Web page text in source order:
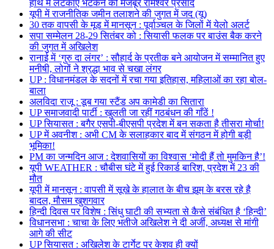
हाथ में लटकाए भटकने को मजबूर रामेश्वर प्रसाद
यूपी में राजनीतिक जमीन तलाशने की जुगत में जद (यू)
30 तक वापसी के मूड में मानसून : पूर्वाञ्चल के जिलों में येलो अलर्ट
सपा सम्मेलन 28-29 सितंबर को : सियासी फलक पर बाउंस बैक करने
की जुगत में अखिलेश
रानाई में ‘गुरु दा लंगर’ : सौहार्द के प्रतीक बने आयोजन में सम्मानित हुए
मनीषी, लोगों ने श्रद्धा भाव से चखा लंगर
UP : विधानमंडल के सदनों में रचा गया इतिहास, महिलाओं का रहा बोल-
बाला
अलविदा राजू : डूब गया स्टैंड अप कामेडी का सितारा
UP समाजवादी पार्टी : खुलती जा रहीं गठबंधन की गाँठें !
UP सियासत : बगैर एसपी-बीएसपी प्रदेश में बन सकता है तीसरा मोर्चा!
UP में अवनीश : अभी CM के सलाहकार बाद में संगठन में होगी बड़ी
भूमिका!
PM का जन्मदिन आज : देशवासियों का विश्वास ‘मोदी हैं तो मुमकिन है’!
यूपी WEATHER : चौबीस घंटे में हुई रिकार्ड बारिश, प्रदेश में 23 की
मौत
यूपी में मानसून : वापसी में सूखे के हालात के बीच झूम के बरस रहे है
बादल, मौसम खुशगवार
हिन्दी दिवस पर विशेष : सिंधु घाटी की सभ्यता से कैसे संबंधित है ‘हिन्दी’
विधानसभा : चाचा के लिए भतीजे अखिलेश ने दी अर्जी, अध्यक्ष से मांगी
आगे की सीट
UP सियासत : अखिलेश के टार्गेट पर केशव ही क्यों